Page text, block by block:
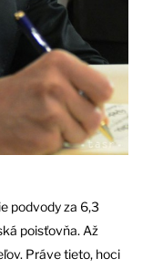
podvody za 6,3
poisťovňa. Až
Práve tieto, hoci